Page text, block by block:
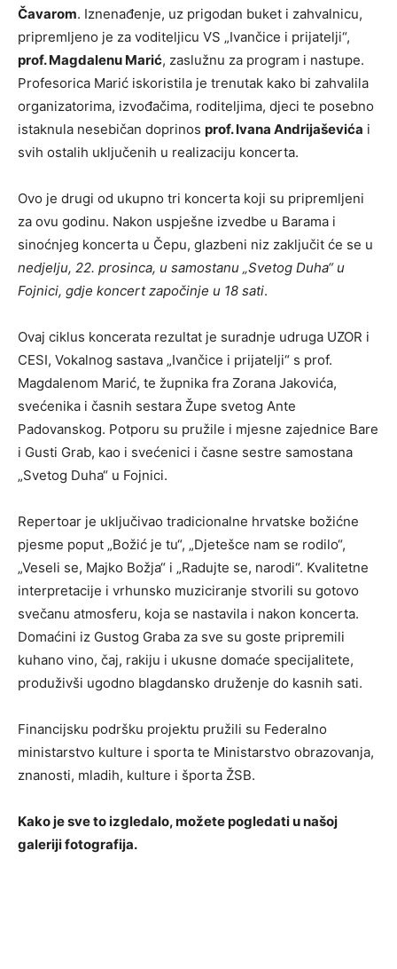
Čavarom. Iznenađenje, uz prigodan buket i zahvalnicu,
pripremljeno je za voditeljicu VS „Ivančice i prijatelji“,
prof. Magdalenu Marić, zaslužnu za program i nastupe.
Profesorica Marić iskoristila je trenutak kako bi zahvalila
organizatorima, izvođačima, roditeljima, djeci te posebno
istaknula nesebičan doprinos prof. Ivana Andrijaševića i
svih ostalih uključenih u realizaciju koncerta.
Ovo je drugi od ukupno tri koncerta koji su pripremljeni
za ovu godinu. Nakon uspješne izvedbe u Barama i
sinoćnjeg koncerta u Čepu, glazbeni niz zaključit će se u
nedjelju, 22. prosinca, u samostanu „Svetog Duha“ u
Fojnici, gdje koncert započinje u 18 sati.
Ovaj ciklus koncerata rezultat je suradnje udruga UZOR i
CESI, Vokalnog sastava „Ivančice i prijatelji“ s prof.
Magdalenom Marić, te župnika fra Zorana Jakovića,
svećenika i časnih sestara Župe svetog Ante
Padovanskog. Potporu su pružile i mjesne zajednice Bare
i Gusti Grab, kao i svećenici i časne sestre samostana
„Svetog Duha“ u Fojnici.
Repertoar je uključivao tradicionalne hrvatske božićne
pjesme poput „Božić je tu“, „Djetešce nam se rodilo“,
„Veseli se, Majko Božja“ i „Radujte se, narodi“. Kvalitetne
interpretacije i vrhunsko muziciranje stvorili su gotovo
svečanu atmosferu, koja se nastavila i nakon koncerta.
Domaćini iz Gustog Graba za sve su goste pripremili
kuhano vino, čaj, rakiju i ukusne domaće specijalitete,
produživši ugodno blagdansko druženje do kasnih sati.
Financijsku podršku projektu pružili su Federalno
ministarstvo kulture i sporta te Ministarstvo obrazovanja,
znanosti, mladih, kulture i športa ŽSB.
Kako je sve to izgledalo, možete pogledati u našoj
galeriji fotografija.